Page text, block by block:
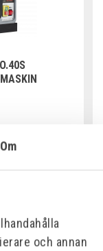
Om
och annan